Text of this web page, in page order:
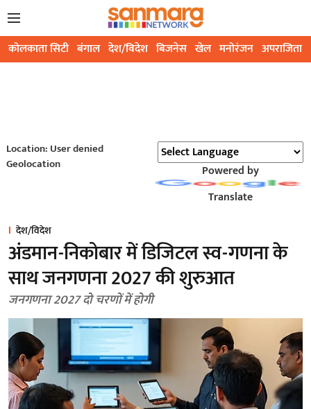
कोलकाता सिटी बंगाल देश/विदेश बिजनेस खेल मनोरंजन अपराजिता
Location: User denied
Geolocation
Powered by
Translate
देश/विदेश
अंडमान-निकोबार में डिजिटल स्व-गणना के
साथ जनगणना 2027 की शुरुआत
जनगणना 2027 दो चरणों में होगी